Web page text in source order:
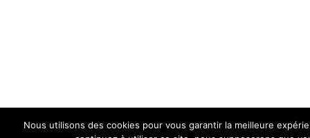
Nous utilisons des cookies pour vous garantir la meilleure